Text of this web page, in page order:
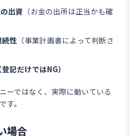
出資 （お金の出所は正当かも確
性 （事業計画書によって判断さ
記だけではNG）
ーではなく、実際に動いている
す。
場合